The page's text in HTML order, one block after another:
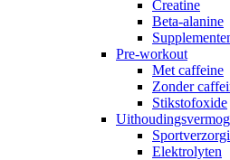
Creatine
Beta-alanine
Pre-workout
Met caffeine
Zonder
Stikstofoxide
Elektrolyten